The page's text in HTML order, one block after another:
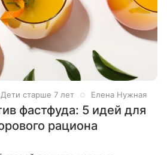
Дети старше 7 лет Елена Нужная
фастфуда: 5 идей для
рациона